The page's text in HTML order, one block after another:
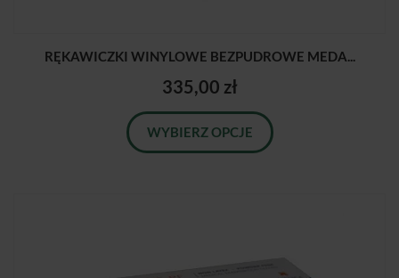
RĘKAWICZKI WINYLOWE BEZPUDROWE MEDA...
335,00 zł
WYBIERZ OPCJE